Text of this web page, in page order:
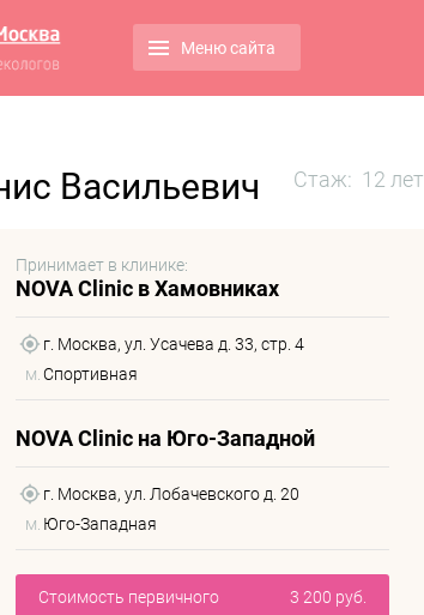
Меню сайта
Васильевич Стаж: 12 лет
Принимает в клинике:
NOVA Clinic в Хамовниках
г. Москва, ул. Усачева д. 33, стр. 4
м. Спортивная
NOVA Clinic на Юго-Западной
г. Москва, ул. Лобачевского д. 20
м. Юго-Западная
Стоимость первичного
3 200 руб.